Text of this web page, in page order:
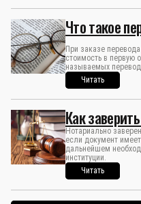
Что такое
При заказе
стоимость в первую
называемых
Читать
Как
Нотариально
если документ
дальнейшем
институции.
Читать